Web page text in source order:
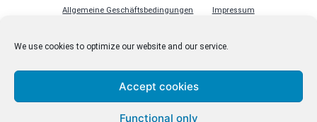
We use cookies to optimize our website and our service.
Accept cookies
Functional only
Allgemeine Geschäftsbedingungen Impressum